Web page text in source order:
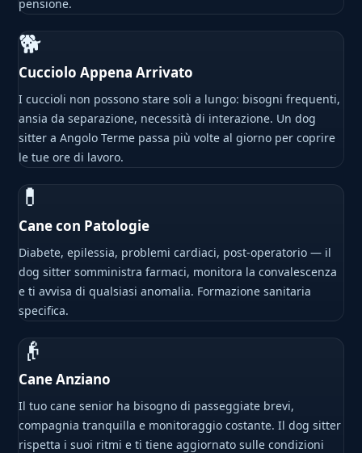
pensione.
🐕
Cucciolo Appena Arrivato
I cuccioli non possono stare soli a lungo: bisogni frequenti,
ansia da separazione, necessità di interazione. Un dog
sitter a Angolo Terme passa più volte al giorno per coprire
le tue ore di lavoro.
💊
Cane con Patologie
Diabete, epilessia, problemi cardiaci, post-operatorio — il
dog sitter somministra farmaci, monitora la convalescenza
e ti avvisa di qualsiasi anomalia. Formazione sanitaria
specifica.
👴
Cane Anziano
Il tuo cane senior ha bisogno di passeggiate brevi,
compagnia tranquilla e monitoraggio costante. Il dog sitter
rispetta i suoi ritmi e ti tiene aggiornato sulle condizioni